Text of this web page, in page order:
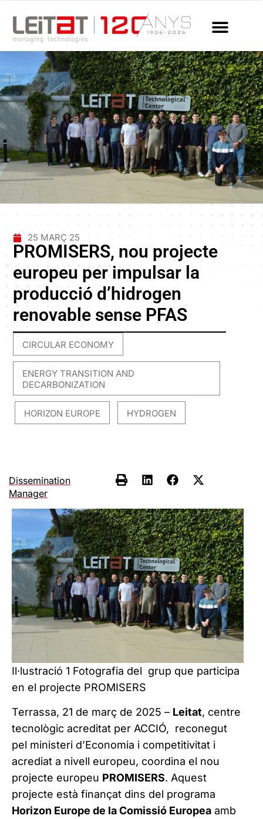
25 MARÇ 25
PROMISERS, nou projecte
europeu per impulsar la
producció d’hidrogen
renovable sense PFAS
CIRCULAR ECONOMY
ENERGY TRANSITION AND
DECARBONIZATION
HORIZON EUROPE HYDROGEN
Dissemination
Manager
Il·lustració 1 Fotografia del grup que participa
en el projecte PROMISERS
Terrassa, 21 de març de 2025 – Leitat, centre
tecnològic acreditat per ACCIÓ, reconegut
pel ministeri d’Economia i competitivitat i
acrediat a nivell europeu, coordina el nou
projecte europeu PROMISERS. Aquest
projecte està finançat dins del programa
Horizon Europe de la Comissió Europea amb